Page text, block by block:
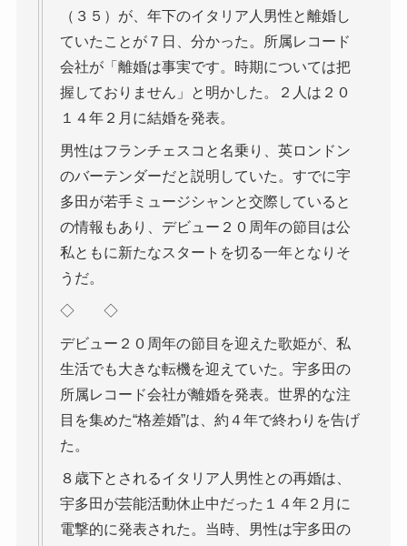
（３５）が、年下のイタリア人男性と離婚し
ていたことが７日、分かった。所属レコード
会社が「離婚は事実です。時期については把
握しておりません」と明かした。２人は２０
１４年２月に結婚を発表。
男性はフランチェスコと名乗り、英ロンドン
のバーテンダーだと説明していた。すでに宇
多田が若手ミュージシャンと交際していると
の情報もあり、デビュー２０周年の節目は公
私ともに新たなスタートを切る一年となりそ
うだ。
◇ ◇
デビュー２０周年の節目を迎えた歌姫が、私
生活でも大きな転機を迎えていた。宇多田の
所属レコード会社が離婚を発表。世界的な注
目を集めた“格差婚”は、約４年で終わりを告げ
た。
８歳下とされるイタリア人男性との再婚は、
宇多田が芸能活動休止中だった１４年２月に
電撃的に発表された。当時、男性は宇多田の